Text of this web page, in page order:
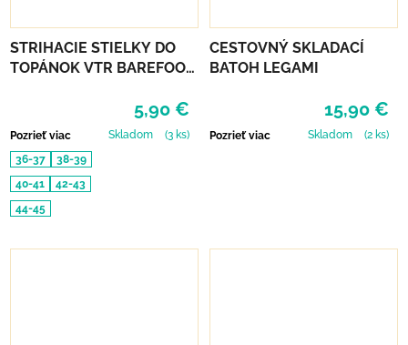
STRIHACIE STIELKY DO
TOPÁNOK VTR BAREFOOT
5,90 €
Pozrieť viac Skladom
(3 ks)
36-37
38-39
40-41
42-43
44-45
CESTOVNÝ SKLADACÍ
BATOH LEGAMI
15,90 €
Pozrieť viac Skladom (2 ks)